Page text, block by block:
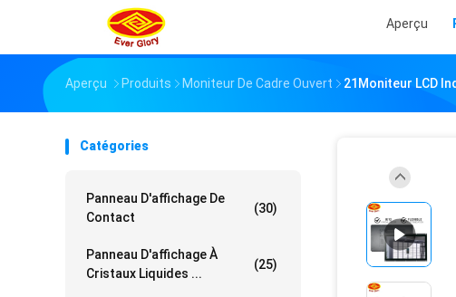
Aperçu
Aperçu Produits Moniteur De Cadre Ouvert 21Moniteur LCD
Catégories
Panneau D'affichage De
Contact
(30)
Panneau D'affichage À
Cristaux Liquides ...
(25)